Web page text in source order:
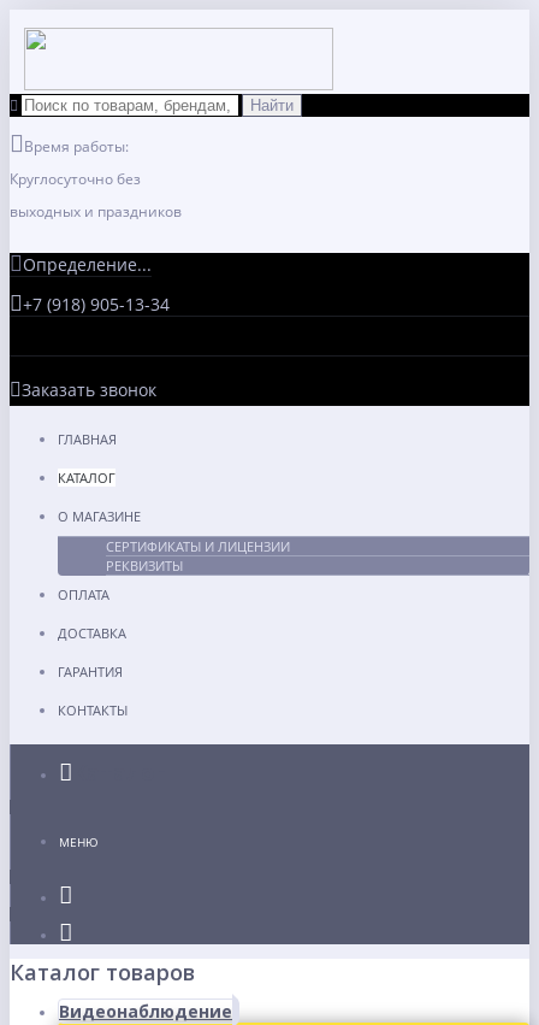
Время работы:
Круглосуточно без
выходных и праздников
Определение...
+7 (918) 905-13-34
Заказать звонок
ГЛАВНАЯ
КАТАЛОГ
О МАГАЗИНЕ
СЕРТИФИКАТЫ И ЛИЦЕНЗИИ
РЕКВИЗИТЫ
ОПЛАТА
ДОСТАВКА
ГАРАНТИЯ
КОНТАКТЫ
МЕНЮ
Каталог товаров
Видеонаблюдение